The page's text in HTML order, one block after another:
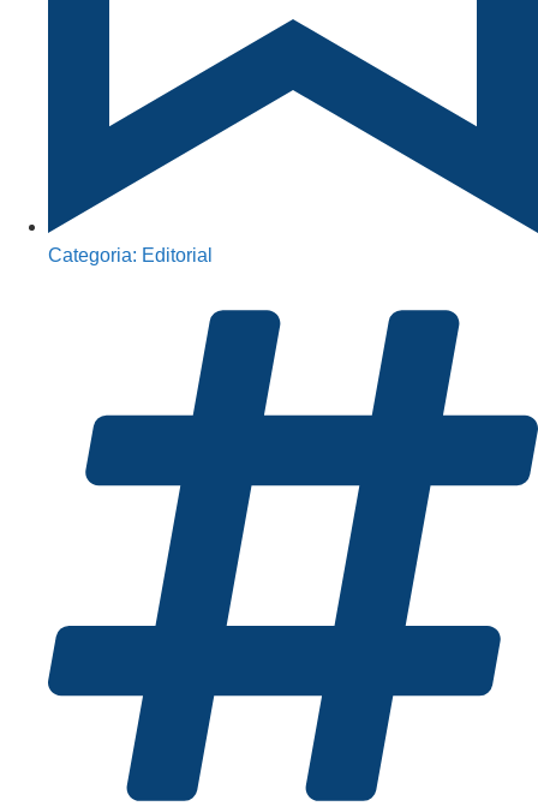
Categoria: Editorial